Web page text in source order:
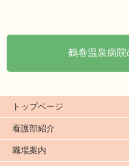
鶴巻温泉病
トップページ
看護部紹介
職場案内